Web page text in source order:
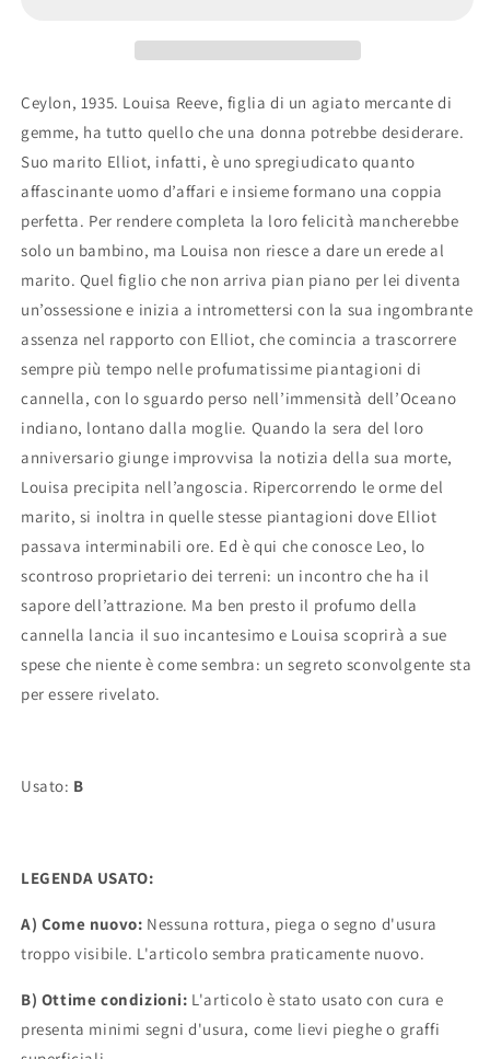
Dinah
Jefferies
Dinah
Jefferies
Ceylon, 1935. Louisa Reeve, figlia di un agiato mercante di
gemme, ha tutto quello che una donna potrebbe desiderare.
Suo marito Elliot, infatti, è uno spregiudicato quanto
affascinante uomo d’affari e insieme formano una coppia
perfetta. Per rendere completa la loro felicità mancherebbe
solo un bambino, ma Louisa non riesce a dare un erede al
marito. Quel figlio che non arriva pian piano per lei diventa
un’ossessione e inizia a intromettersi con la sua ingombrante
assenza nel rapporto con Elliot, che comincia a trascorrere
sempre più tempo nelle profumatissime piantagioni di
cannella, con lo sguardo perso nell’immensità dell’Oceano
indiano, lontano dalla moglie. Quando la sera del loro
anniversario giunge improvvisa la notizia della sua morte,
Louisa precipita nell’angoscia. Ripercorrendo le orme del
marito, si inoltra in quelle stesse piantagioni dove Elliot
passava interminabili ore. Ed è qui che conosce Leo, lo
scontroso proprietario dei terreni: un incontro che ha il
sapore dell’attrazione. Ma ben presto il profumo della
cannella lancia il suo incantesimo e Louisa scoprirà a sue
spese che niente è come sembra: un segreto sconvolgente sta
per essere rivelato.
Usato: B
LEGENDA USATO:
A) Come nuovo: Nessuna rottura, piega o segno d'usura
troppo visibile. L'articolo sembra praticamente nuovo.
B) Ottime condizioni: L'articolo è stato usato con cura e
presenta minimi segni d'usura, come lievi pieghe o graffi